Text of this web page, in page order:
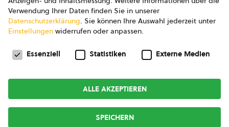
Newsletter
Copyright © 2026bio austria
Verwendung Ihrer Daten finden Sie in unserer
Datenschutzerklärung. Sie können Ihre Auswahl jederzeit unter
Einstellungen widerrufen oder anpassen.
Datenschutzeinstellungen
Essenziell Statistiken Externe Medien
ALLE AKZEPTIEREN
SPEICHERN